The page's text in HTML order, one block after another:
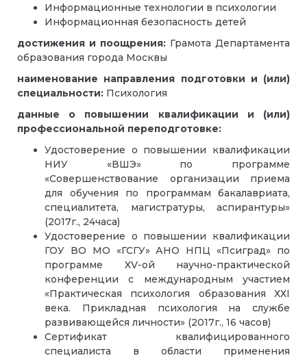
Информационные технологии в психологии
Информационная безопасность детей
достижения и поощрения: Грамота Департамента
образования города Москвы
наименование направления подготовки и (или)
специальности: Психология
данные о повышении квалификации и (или)
профессиональной переподготовке:
Удостоверение о повышении квалификации
НИУ «ВШЭ» по программе
«Совершенствование организации приема
для обучения по программам бакалавриата,
специалитета, магистратуры, аспирантуры»
(2017г., 24часа)
Удостоверение о повышении квалификации
ГОУ ВО МО «ГСГУ» АНО НПЦ «Псиград» по
программе XV-ой научно-практической
конференции с международным участием
«Практическая психология образования ХХI
века. Прикладная психология на службе
развивающейся личности» (2017г., 16 часов)
Сертификат квалифицированного
специалиста в области применения